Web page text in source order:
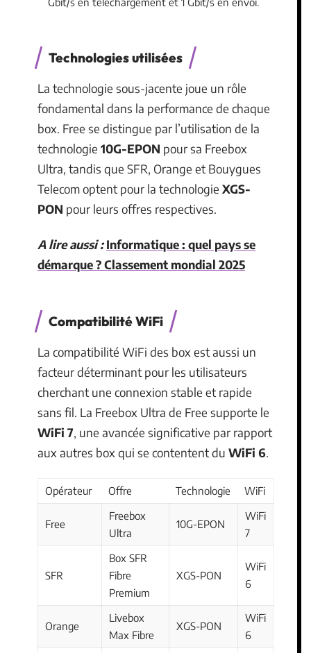
Technologies utilisées
La technologie sous-jacente joue un rôle
fondamental dans la performance de chaque
box. Free se distingue par l’utilisation de la
technologie 10G-EPON pour sa Freebox
Ultra, tandis que SFR, Orange et Bouygues
Telecom optent pour la technologie XGS-
PON pour leurs offres respectives.
A lire aussi : Informatique : quel pays se
démarque ? Classement mondial 2025
Compatibilité WiFi
La compatibilité WiFi des box est aussi un
facteur déterminant pour les utilisateurs
cherchant une connexion stable et rapide
sans fil. La Freebox Ultra de Free supporte le
WiFi 7, une avancée significative par rapport
aux autres box qui se contentent du WiFi 6.
Opérateur Offre Technologie WiFi
Free
Freebox
Ultra
10G-EPON
WiFi
7
SFR
Box SFR
Fibre
Premium
XGS-PON
WiFi
6
Orange
Livebox
Max Fibre
XGS-PON
WiFi
6